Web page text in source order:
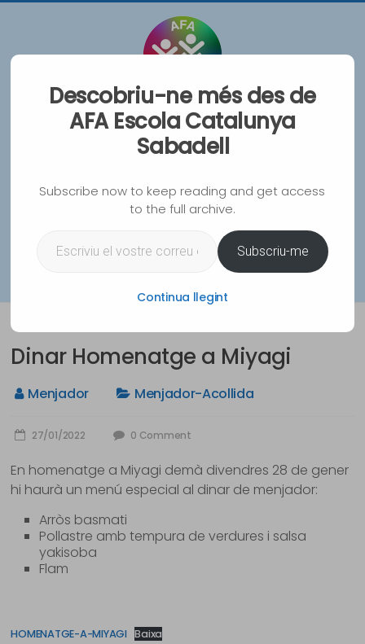
AFA Escola Catalunya
Sabadell
Associació de Famílies d'Alumnes de l'Escola
Catalunya de Sabadell
Menu
Dinar Homenatge a Miyagi
Menjador Menjador-Acollida
27/01/2022 0 Comment
En homenatge a Miyagi demà divendres 28 de gener
hi haurà un menú especial al dinar de menjador:
Arròs basmati
Pollastre amb tempura de verdures i salsa
yakisoba
Flam
HOMENATGE-A-MIYAGI Baixa
Descobriu-ne més des de
AFA Escola Catalunya
Sabadell
Subscribe now to keep reading and get access
to the full archive.
Subscriu-me
Continua llegint